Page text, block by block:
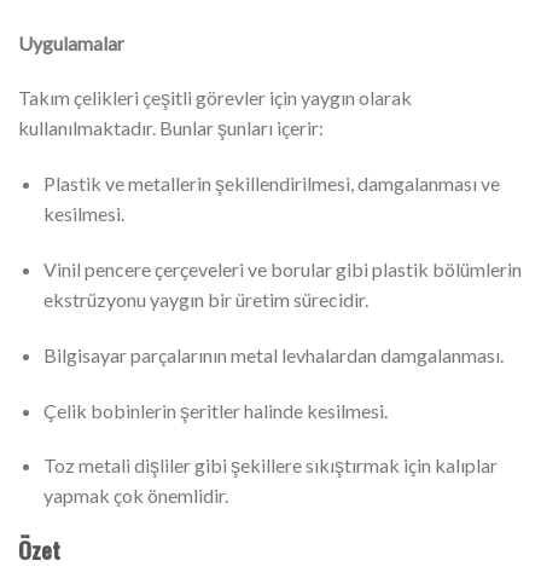
Uygulamalar
Takım çelikleri çeşitli görevler için yaygın olarak
kullanılmaktadır. Bunlar şunları içerir:
Plastik ve metallerin şekillendirilmesi, damgalanması ve
kesilmesi.
Vinil pencere çerçeveleri ve borular gibi plastik bölümlerin
ekstrüzyonu yaygın bir üretim sürecidir.
Bilgisayar parçalarının metal levhalardan damgalanması.
Çelik bobinlerin şeritler halinde kesilmesi.
Toz metali dişliler gibi şekillere sıkıştırmak için kalıplar
yapmak çok önemlidir.
Özet